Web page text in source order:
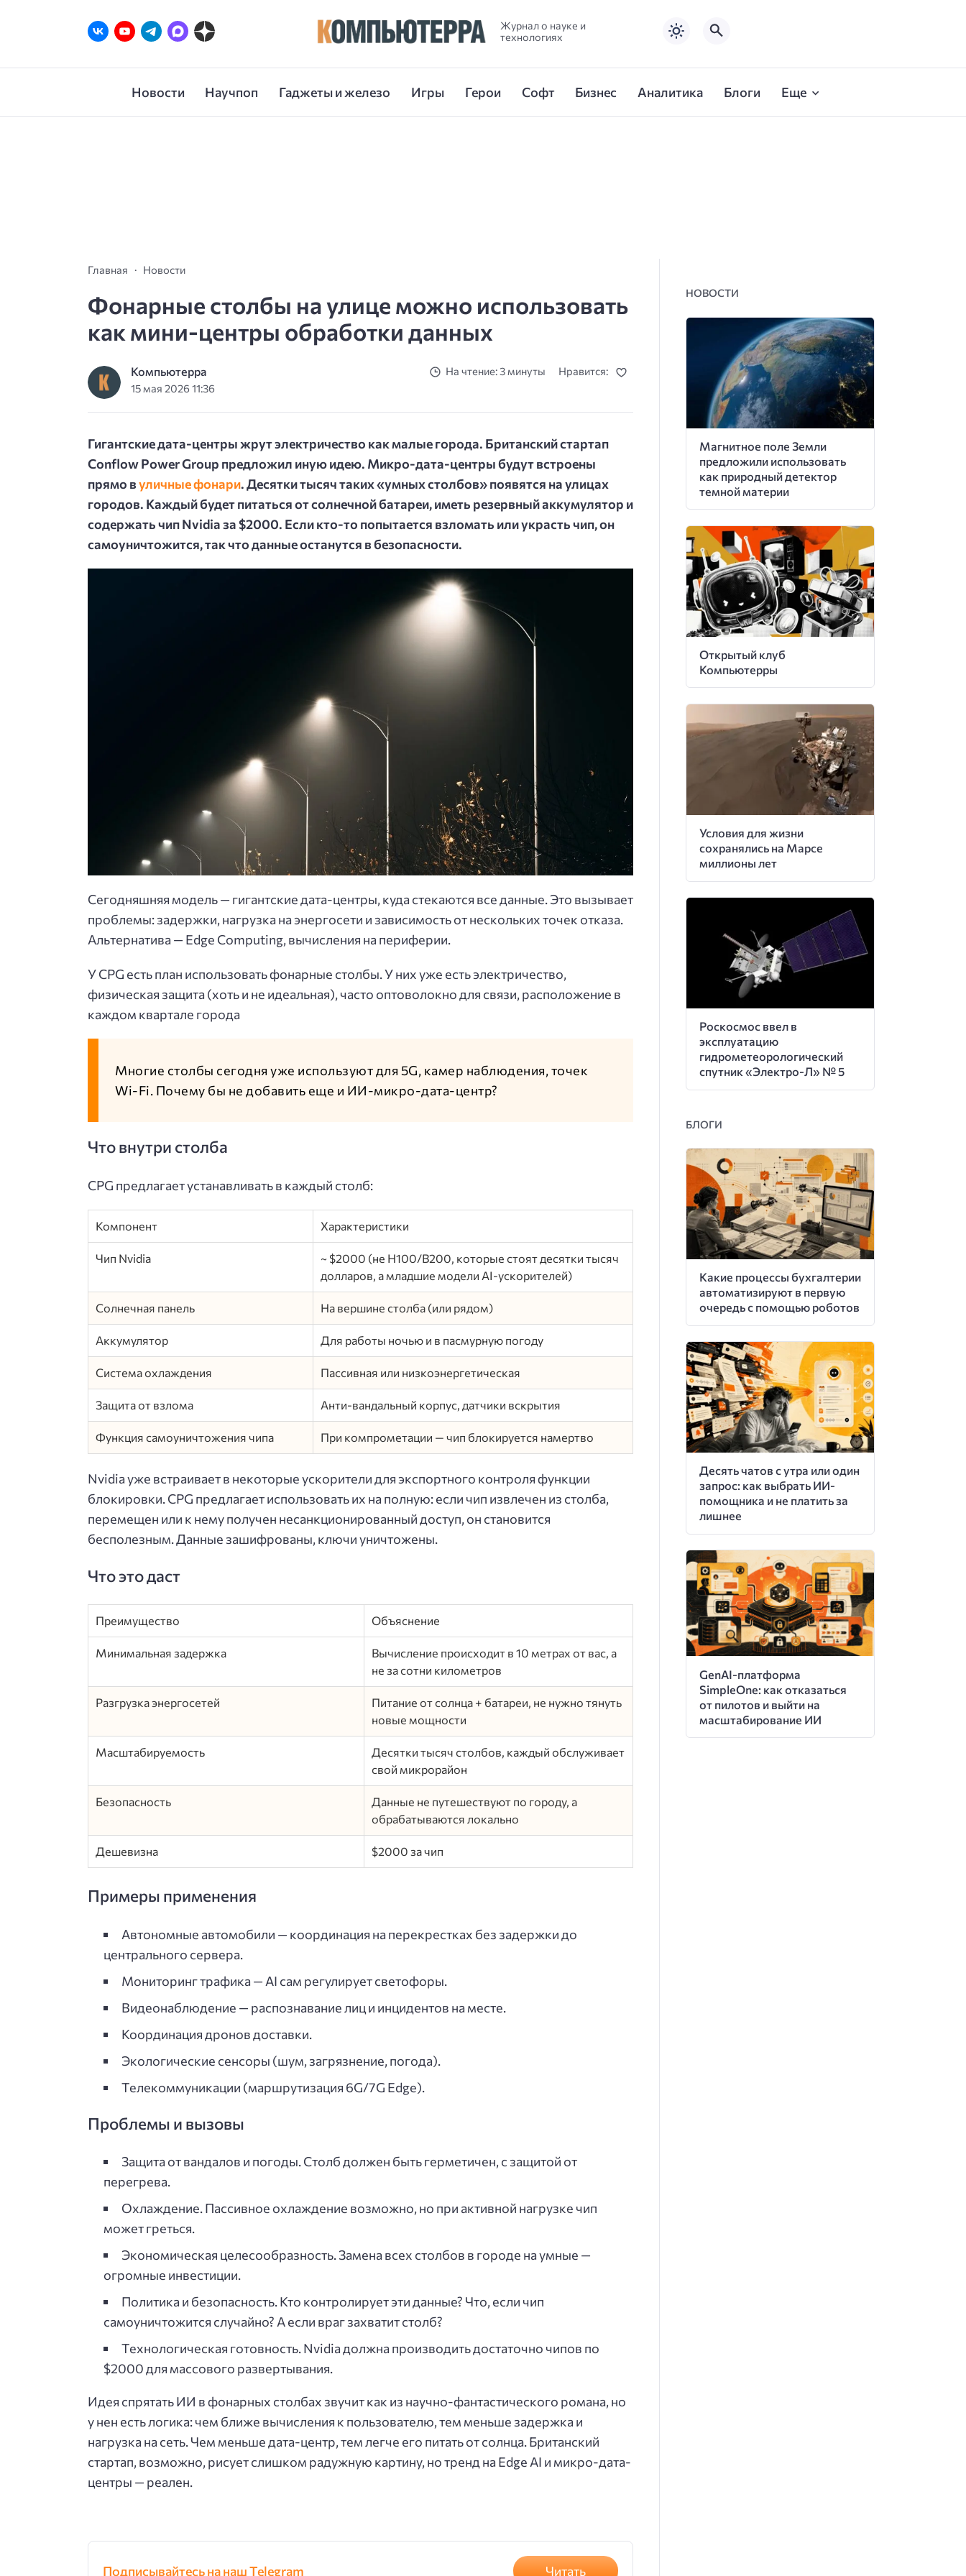
Журнал о науке и
технологиях
Новости Научпоп Гаджеты и железо Игры Герои Софт Бизнес Аналитика Блоги Еще
Главная Новости
Фонарные столбы на улице можно использовать
как мини-центры обработки данных
Компьютерра
15 мая 2026 11:36
На чтение: 3 минуты Нравится:
Гигантские дата-центры жрут электричество как малые города. Британский стартап
Conflow Power Group предложил иную идею. Микро-дата-центры будут встроены
прямо вуличные фонари. Десятки тысяч таких «умных столбов» появятся на улицах
городов. Каждый будет питаться от солнечной батареи, иметь резервный аккумулятор и
содержать чип Nvidia за $2000. Если кто-то попытается взломать или украсть чип, он
самоуничтожится, так что данные останутся в безопасности.
Сегодняшняя модель — гигантские дата-центры, куда стекаются все данные. Это вызывает
проблемы: задержки, нагрузка на энергосети и зависимость от нескольких точек отказа.
Альтернатива — Edge Computing, вычисления на периферии.
У CPG есть план использовать фонарные столбы. У них уже есть электричество,
физическая защита (хоть и не идеальная), часто оптоволокно для связи, расположение в
каждом квартале города
Многие столбы сегодня уже используют для 5G, камер наблюдения, точек
Wi-Fi. Почему бы не добавить еще и ИИ-микро-дата-центр?
Что внутри столба
CPG предлагает устанавливать в каждый столб:
Компонент Характеристики
Чип Nvidia
~ $2000 (не H100/B200, которые стоят десятки тысяч
долларов, а младшие модели AI-ускорителей)
Солнечная панель На вершине столба (или рядом)
Аккумулятор Для работы ночью и в пасмурную погоду
Система охлаждения Пассивная или низкоэнергетическая
Защита от взлома Анти-вандальный корпус, датчики вскрытия
Функция самоуничтожения чипа При компрометации — чип блокируется намертво
Nvidia уже встраивает в некоторые ускорители для экспортного контроля функции
блокировки. CPG предлагает использовать их на полную: если чип извлечен из столба,
перемещен или к нему получен несанкционированный доступ, он становится
бесполезным. Данные зашифрованы, ключи уничтожены.
Что это даст
Преимущество Объяснение
Минимальная задержка
Вычисление происходит в 10 метрах от вас, а
не за сотни километров
Разгрузка энергосетей
Питание от солнца + батареи, не нужно тянуть
новые мощности
Масштабируемость
Десятки тысяч столбов, каждый обслуживает
свой микрорайон
Безопасность
Данные не путешествуют по городу, а
обрабатываются локально
Дешевизна $2000 за чип
Примеры применения
Автономные автомобили — координация на перекрестках без задержки до
центрального сервера.
Мониторинг трафика — AI сам регулирует светофоры.
Видеонаблюдение — распознавание лиц и инцидентов на месте.
Координация дронов доставки.
Экологические сенсоры (шум, загрязнение, погода).
Телекоммуникации (маршрутизация 6G/7G Edge).
Проблемы и вызовы
Защита от вандалов и погоды. Столб должен быть герметичен, с защитой от
перегрева.
Охлаждение. Пассивное охлаждение возможно, но при активной нагрузке чип
может греться.
Экономическая целесообразность. Замена всех столбов в городе на умные —
огромные инвестиции.
Политика и безопасность. Кто контролирует эти данные? Что, если чип
самоуничтожится случайно? А если враг захватит столб?
Технологическая готовность. Nvidia должна производить достаточно чипов по
$2000 для массового развертывания.
Идея спрятать ИИ в фонарных столбах звучит как из научно-фантастического романа, но
у нен есть логика: чем ближе вычисления к пользователю, тем меньше задержка и
нагрузка на сеть. Чем меньше дата-центр, тем легче его питать от солнца. Британский
стартап, возможно, рисует слишком радужную картину, но тренд на Edge AI и микро-дата-
центры — реален.
Подписывайтесь на наш Telegram Читать
НОВОСТИ
Магнитное поле Земли
предложили использовать
как природный детектор
темной материи
Открытый клуб
Компьютерры
Условия для жизни
сохранялись на Марсе
миллионы лет
Роскосмос ввел в
эксплуатацию
гидрометеорологический
спутник «Электро-Л» № 5
БЛОГИ
Какие процессы бухгалтерии
автоматизируют в первую
очередь с помощью роботов
Десять чатов с утра или один
запрос: как выбрать ИИ-
помощника и не платить за
лишнее
GenAI-платформа
SimpleOne: как отказаться
от пилотов и выйти на
масштабирование ИИ